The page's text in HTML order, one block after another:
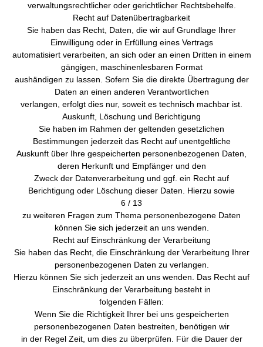
verwaltungsrechtlicher oder gerichtlicher Rechtsbehelfe.
Recht auf Datenübertragbarkeit
Sie haben das Recht, Daten, die wir auf Grundlage Ihrer
Einwilligung oder in Erfüllung eines Vertrags
automatisiert verarbeiten, an sich oder an einen Dritten in einem
gängigen, maschinenlesbaren Format
aushändigen zu lassen. Sofern Sie die direkte Übertragung der
Daten an einen anderen Verantwortlichen
verlangen, erfolgt dies nur, soweit es technisch machbar ist.
Auskunft, Löschung und Berichtigung
Sie haben im Rahmen der geltenden gesetzlichen
Bestimmungen jederzeit das Recht auf unentgeltliche
Auskunft über Ihre gespeicherten personenbezogenen Daten,
deren Herkunft und Empfänger und den
Zweck der Datenverarbeitung und ggf. ein Recht auf
Berichtigung oder Löschung dieser Daten. Hierzu sowie
6 / 13
zu weiteren Fragen zum Thema personenbezogene Daten
können Sie sich jederzeit an uns wenden.
Recht auf Einschränkung der Verarbeitung
Sie haben das Recht, die Einschränkung der Verarbeitung Ihrer
personenbezogenen Daten zu verlangen.
Hierzu können Sie sich jederzeit an uns wenden. Das Recht auf
Einschränkung der Verarbeitung besteht in
folgenden Fällen:
Wenn Sie die Richtigkeit Ihrer bei uns gespeicherten
personenbezogenen Daten bestreiten, benötigen wir
in der Regel Zeit, um dies zu überprüfen. Für die Dauer der